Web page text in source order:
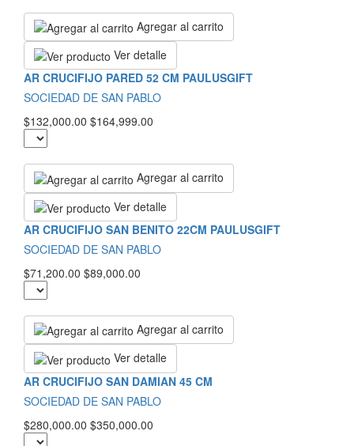
Agregar al carrito
Ver detalle
AR CRUCIFIJO PARED 52 CM PAULUSGIFT
SOCIEDAD DE SAN PABLO
$132,000.00 $164,999.00
Agregar al carrito
Ver detalle
AR CRUCIFIJO SAN BENITO 22CM PAULUSGIFT
SOCIEDAD DE SAN PABLO
$71,200.00 $89,000.00
Agregar al carrito
Ver detalle
AR CRUCIFIJO SAN DAMIAN 45 CM
SOCIEDAD DE SAN PABLO
$280,000.00 $350,000.00